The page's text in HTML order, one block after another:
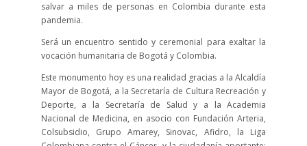
salvar a miles de personas en Colombia durante esta
pandemia.
Será un encuentro sentido y ceremonial para exaltar la
vocación humanitaria de Bogotá y Colombia.
Este monumento hoy es una realidad gracias a la Alcaldía
Mayor de Bogotá, a la Secretaría de Cultura Recreación y
Deporte, a la Secretaría de Salud y a la Academia
Nacional de Medicina, en asocio con Fundación Arteria,
Colsubsidio, Grupo Amarey, Sinovac, Afidro, la Liga